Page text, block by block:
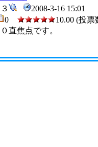
2008-3-16 15:01
0 10.00 (投票
直焦点です。